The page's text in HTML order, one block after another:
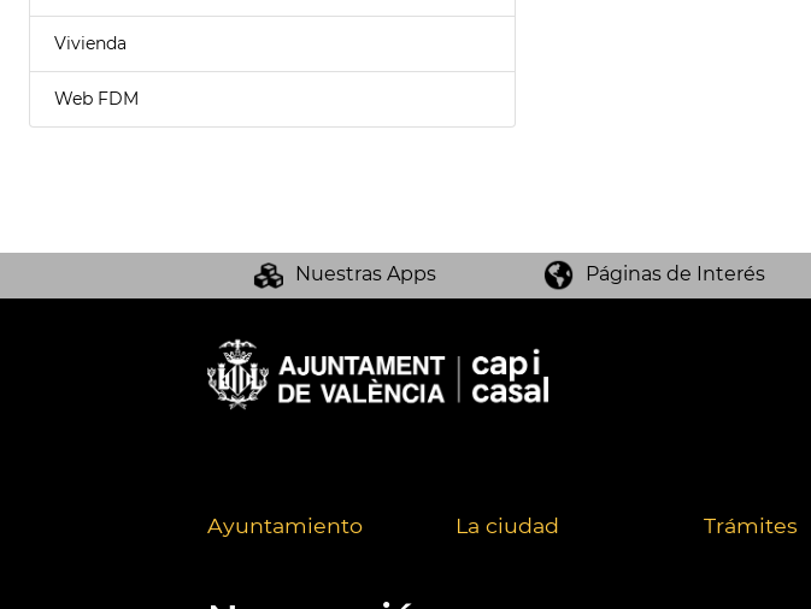
Vivienda
Web FDM
Nuestras Apps Páginas de Interés
Ayuntamiento La ciudad Trámites